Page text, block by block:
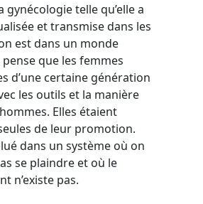
gynécologie telle qu’elle a
et transmise dans les
est dans un monde
pense que les femmes
d’une certaine génération
les outils et la manière
Elles étaient
de leur promotion.
dans un système où on
se plaindre et où le
n’existe pas.